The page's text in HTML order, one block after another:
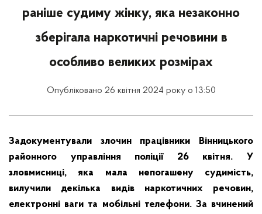
раніше судиму жінку, яка незаконно
зберігала наркотичні речовини в
особливо великих розмірах
Опубліковано 26 квітня 2024 року о 13:50
Задокументували злочин працівники Вінницького
районного управління поліції 26 квітня. У
зловмисниці, яка мала непогашену судимість,
вилучили декілька видів наркотичних речовин,
електронні ваги та мобільні телефони. За вчинений